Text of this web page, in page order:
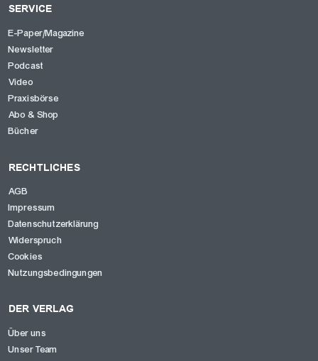
SERVICE
E-Paper/Magazine
Newsletter
Podcast
Video
Praxisbörse
Abo & Shop
Bücher
RECHTLICHES
AGB
Impressum
Datenschutzerklärung
Widerspruch
Cookies
Nutzungsbedingungen
DER VERLAG
Über uns
Unser Team